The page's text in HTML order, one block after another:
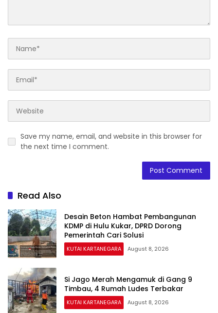
Save my name, email, and website in this browser for
the next time I comment.
Read Also
Desain Beton Hambat Pembangunan
KDMP di Hulu Kukar, DPRD Dorong
Pemerintah Cari Solusi
KUTAI KARTANEGARA August 8, 2026
Si Jago Merah Mengamuk di Gang 9
Timbau, 4 Rumah Ludes Terbakar
KUTAI KARTANEGARA August 8, 2026